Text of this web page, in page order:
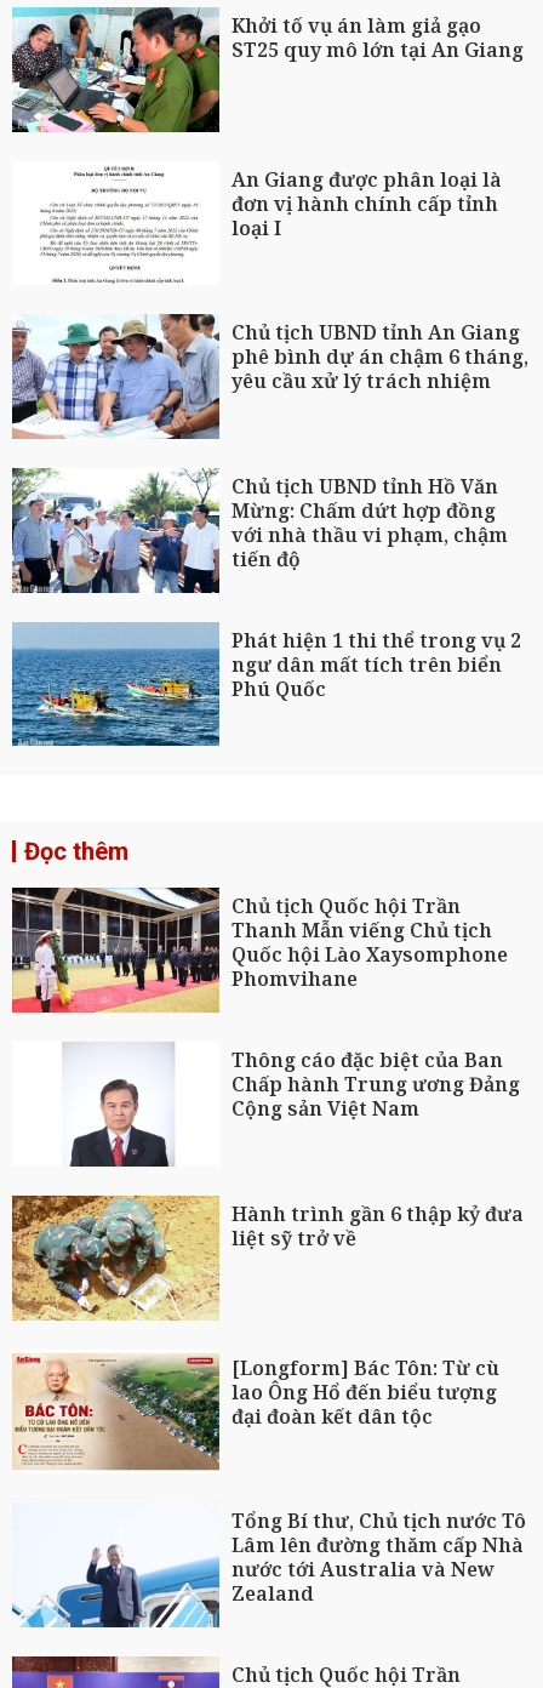
Khởi tố vụ án làm giả gạo
ST25 quy mô lớn tại An Giang
An Giang được phân loại là
đơn vị hành chính cấp tỉnh
loại I
Chủ tịch UBND tỉnh An Giang
phê bình dự án chậm 6 tháng,
yêu cầu xử lý trách nhiệm
Chủ tịch UBND tỉnh Hồ Văn
Mừng: Chấm dứt hợp đồng
với nhà thầu vi phạm, chậm
tiến độ
Phát hiện 1 thi thể trong vụ 2
ngư dân mất tích trên biển
Phú Quốc
Đọc thêm
Chủ tịch Quốc hội Trần
Thanh Mẫn viếng Chủ tịch
Quốc hội Lào Xaysomphone
Phomvihane
Thông cáo đặc biệt của Ban
Chấp hành Trung ương Đảng
Cộng sản Việt Nam
Hành trình gần 6 thập kỷ đưa
liệt sỹ trở về
[Longform] Bác Tôn: Từ cù
lao Ông Hổ đến biểu tượng
đại đoàn kết dân tộc
Tổng Bí thư, Chủ tịch nước Tô
Lâm lên đường thăm cấp Nhà
nước tới Australia và New
Zealand
Chủ tịch Quốc hội Trần